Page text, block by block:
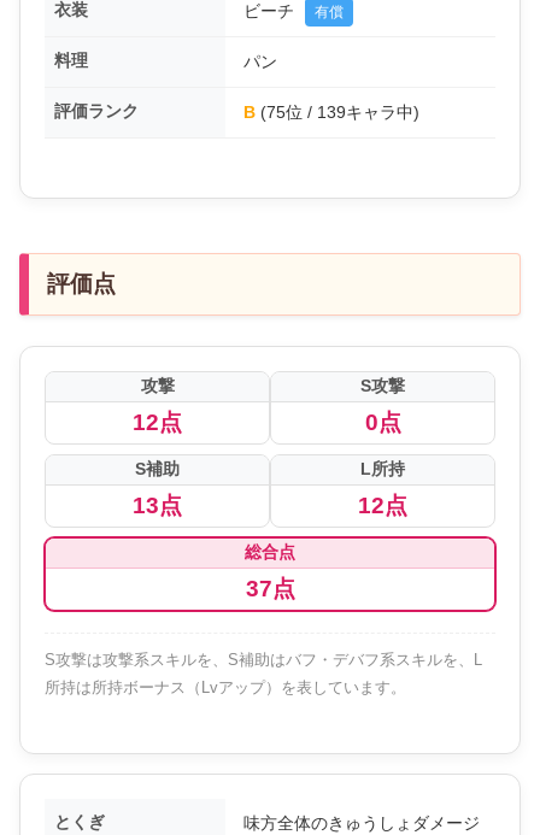
衣装 ビーチ 有償
料理 パン
評価ランク B(75位 / 139キャラ中)
評価点
攻撃
12点
S攻撃
0点
S補助
13点
L所持
12点
総合点
37点
S攻撃は攻撃系スキルを、S補助はバフ・デバフ系スキルを、L
所持は所持ボーナス（Lvアップ）を表しています。
とくぎ 味方全体のきゅうしょダメージ